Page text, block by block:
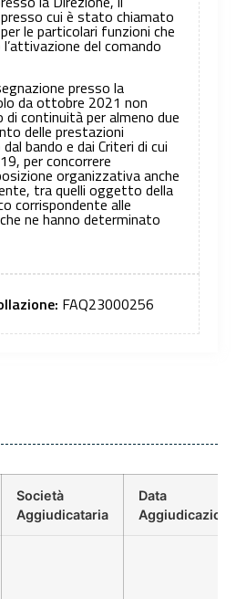
cui è stato chiamato
le particolari funzioni che
del comando
presso la
da ottobre 2021 non
continuità per almeno due
delle prestazioni
bando e dai Criteri di cui
per concorrere
organizzativa anche
tra quelli oggetto della
corrispondente alle
ne hanno determinato
FAQ23000256
Società
Aggiudicataria
Data